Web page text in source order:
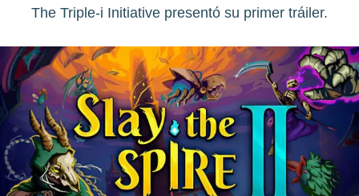
The Triple-i Initiative presentó su primer tráiler.